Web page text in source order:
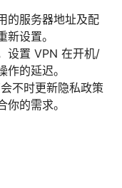
的服务器地址及配
设置。
设置 VPN 在开机/
的延迟。
不时更新隐私政策
的需求。